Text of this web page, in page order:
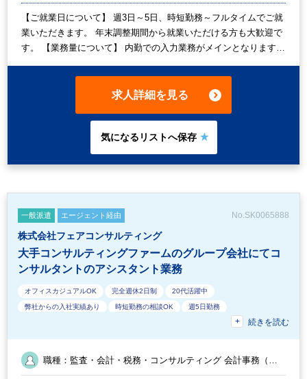
【ご就業日について】 週3日～5日、時短勤務～フルタイムでご就
業いただきます。 年末調整期間から就業いただける方も大歓迎で
す。 【業務量について】 内勤での入力業務がメインとなります。
まる範囲でお任せいたします。 ご経験やご希望に応じてお任せい
たしますので、ご安心ください。 【指導者について】 基本的には
方々にすぐ聞ける環境ですのでご安心ください。
求人詳細を見る
一般派遣 エージェント経由 No.SK0065888
株式会社フェアコンサルティング
大手コンサルティングファームのグループ会社にてコ
ンサルタントのアシスタント業務
オフィスカジュアルOK 完全週休2日制 20代活躍中
弊社からの入社実績あり 時短勤務の相談OK 週5日勤務
フルタイム
交通費支給 残業なし 週3日からOK
会計士/税理士試験受験生 歓迎（仕事をしながら勉強できます）
EXCELのスキルが活かせる
続きを読む
職種：監査・会計・税務・コンサルティング 会計事務（ア
シスタント業務） ／ 監査・会計・税務・コンサルティング